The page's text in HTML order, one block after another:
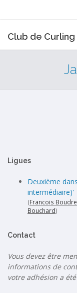
Club de Curling
Ligues
Deuxième
intermédiaire)'
(Francois
Bouchard)
Contact
Vous devez être
informations de
votre adhésion a